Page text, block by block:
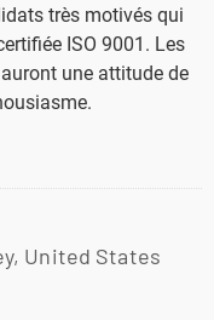
très motivés qui
ISO 9001. Les
une attitude de
United States